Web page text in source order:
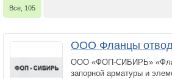
Все, 105
ООО Фланцы
ООО «ФОП-СИБИРЬ»
запорной арматуры и